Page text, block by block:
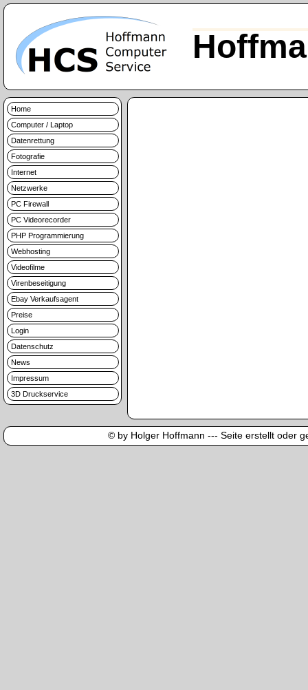
Home
Computer / Laptop
Datenrettung
Fotografie
Internet
Netzwerke
PC Firewall
PC Videorecorder
PHP Programmierung
Webhosting
Videofilme
Virenbeseitigung
Ebay Verkaufsagent
Preise
Login
Datenschutz
News
Impressum
3D Druckservice
© by Holger Hoffmann --- Seite erstellt oder